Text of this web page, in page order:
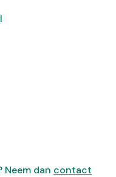
Neem dan contact